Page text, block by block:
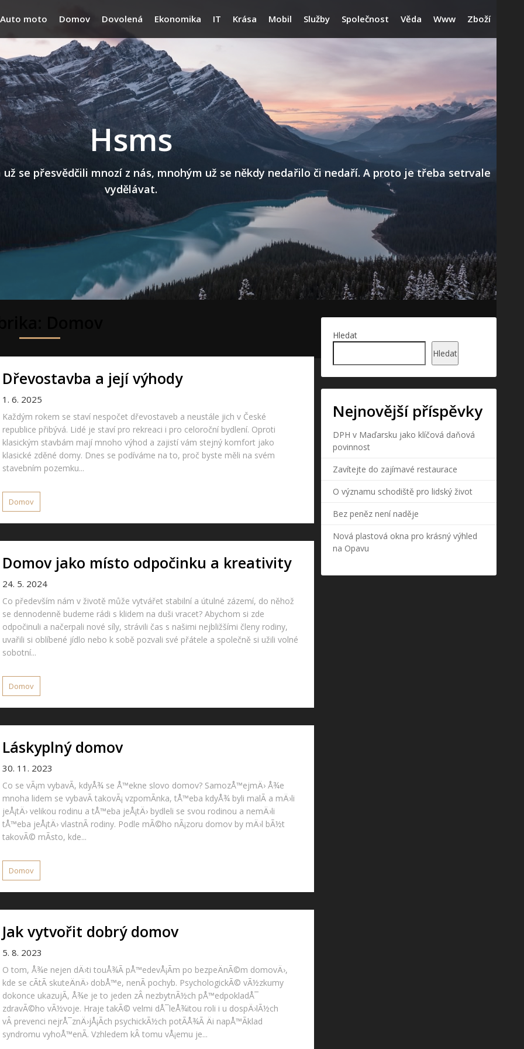
Auto moto Domov Dovolená Ekonomika IT Krása Mobil Služby Společnost Věda Www Zboží
Hsms
se přesvědčili mnozí z nás, mnohým už se někdy nedařilo či nedaří. A proto je třeba setrvale
vydělávat.
Dřevostavba a její výhody
1. 6. 2025
Každým rokem se staví nespočet dřevostaveb a neustále jich v České
republice přibývá. Lidé je staví pro rekreaci i pro celoroční bydlení. Oproti
klasickým stavbám mají mnoho výhod a zajistí vám stejný komfort jako
klasické zděné domy. Dnes se podíváme na to, proč byste měli na svém
stavebním pozemku...
Domov
Domov jako místo odpočinku a kreativity
24. 5. 2024
Co především nám v životě může vytvářet stabilní a útulné zázemí, do něhož
se dennodenně budeme rádi s klidem na duši vracet? Abychom si zde
odpočinuli a načerpali nové síly, strávili čas s našimi nejbližšími členy rodiny,
uvařili si oblíbené jídlo nebo k sobě pozvali své přátele a společně si užili volné
sobotní...
Domov
Láskyplný domov
30. 11. 2023
Co se vÃ¡m vybavÃ­, kdyÅ¾ se Å™ekne slovo domov? SamozÅ™ejmÄ› Å¾e
mnoha lidem se vybavÃ­ takovÃ¡ vzpomÃ­nka, tÅ™eba kdyÅ¾ byli malÃ­ a mÄ›li
jeÅ¡tÄ› velikou rodinu a tÅ™eba jeÅ¡tÄ› bydleli se svou rodinou a nemÄ›li
tÅ™eba jeÅ¡tÄ› vlastnÃ­ rodiny. Podle mÃ©ho nÃ¡zoru domov by mÄ›l bÃ½t
takovÃ© mÃ­sto, kde...
Domov
Jak vytvořit dobrý domov
5. 8. 2023
O tom, Å¾e nejen dÄ›ti touÅ¾Ã­ pÅ™edevÅ¡Ã­m po bezpeÄnÃ©m domovÄ›,
kde se cÃ­tÃ­ skuteÄnÄ› dobÅ™e, nenÃ­ pochyb. PsychologickÃ© vÃ½zkumy
dokonce ukazujÃ­, Å¾e je to jeden zÂ nezbytnÃ½ch pÅ™edpokladÅ¯
zdravÃ©ho vÃ½voje. Hraje takÃ© velmi dÅ¯leÅ¾itou roli i u dospÄ›lÃ½ch
vÂ prevenci nejrÅ¯znÄ›jÅ¡Ã­ch psychickÃ½ch potÃ­Å¾Ã­ Äi napÅ™Ã­klad
syndromu vyhoÅ™enÃ­. Vzhledem kÂ tomu vÅ¡emu je...
Hledat
Hledat
Nejnovější příspěvky
DPH v Maďarsku jako klíčová daňová
povinnost
Zavítejte do zajímavé restaurace
O významu schodiště pro lidský život
Bez peněz není naděje
Nová plastová okna pro krásný výhled
na Opavu